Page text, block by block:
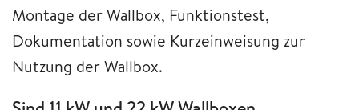
Montage der Wallbox, Funktionstest,
Dokumentation sowie Kurzeinweisung zur
Nutzung der Wallbox.